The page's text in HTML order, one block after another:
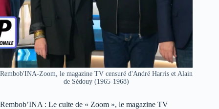
Rembob'INA-Zoom, le magazine TV censuré d'André Harris et Alain
de Sédouy (1965-1968)
Rembob’INA : Le culte de « Zoom », le magazine TV